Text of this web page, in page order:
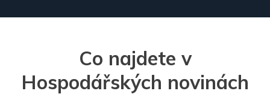
Co najdete v
Hospodářských novinách